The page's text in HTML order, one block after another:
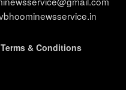
Terms & Conditions